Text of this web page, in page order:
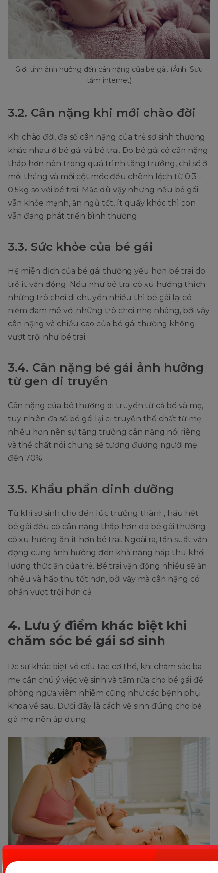
Giới tính ảnh hưởng đến cân nặng của bé gái. (Ảnh: Sưu
tầm internet)
3.2. Cân nặng khi mới chào đời
Khi chào đời, đa số cân nặng của trẻ sơ sinh thường
khác nhau ở bé gái và bé trai. Do bé gái có cân nặng
thấp hơn nên trong quá trình tăng trưởng, chỉ số ở
mỗi tháng và mỗi cột mốc đều chênh lệch từ 0.3 -
0.5kg so với bé trai. Mặc dù vậy nhưng nếu bé gái
vẫn khỏe mạnh, ăn ngủ tốt, ít quấy khóc thì con
vẫn đang phát triển bình thường.
3.3. Sức khỏe của bé gái
Hệ miễn dịch của bé gái thường yếu hơn bé trai do
trẻ ít vận động. Nếu như bé trai có xu hướng thích
những trò chơi di chuyển nhiều thì bé gái lại có
niềm đam mê với những trò chơi nhẹ nhàng, bởi vậy
cân nặng và chiều cao của bé gái thường không
vượt trội như bé trai.
3.4. Cân nặng bé gái ảnh hưởng
từ gen di truyền
Cân nặng của bé thường di truyền từ cả bố và mẹ,
tuy nhiên đa số bé gái lại di truyền thể chất từ mẹ
nhiều hơn nên sự tăng trưởng cân nặng nói riêng
và thể chất nói chung sẽ tương đương người mẹ
đến 70%.
3.5. Khẩu phần dinh dưỡng
Từ khi sơ sinh cho đến lúc trưởng thành, hầu hết
bé gái đều có cân nặng thấp hơn do bé gái thường
có xu hướng ăn ít hơn bé trai. Ngoài ra, tần suất vận
động cũng ảnh hưởng đến khả năng hấp thu khối
lượng thức ăn của trẻ. Bé trai vận động nhiều sẽ ăn
nhiều và hấp thụ tốt hơn, bởi vậy mà cân nặng có
phần vượt trội hơn cả.
4. Lưu ý điểm khác biệt khi
chăm sóc bé gái sơ sinh
Do sự khác biệt về cấu tạo cơ thể, khi chăm sóc ba
mẹ cần chú ý việc vệ sinh và tắm rửa cho bé gái để
phòng ngừa viêm nhiễm cũng như các bệnh phụ
khoa về sau. Dưới đây là cách vệ sinh đúng cho bé
gái mẹ nên áp dụng: